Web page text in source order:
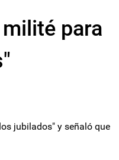
para
jubilados" y señaló que